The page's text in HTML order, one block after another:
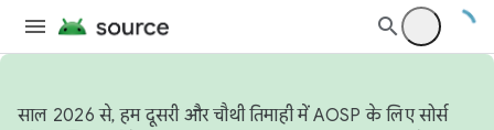
साल 2026 से, हम दूसरी और चौथी तिमाही में AOSP के लिए सोर्स